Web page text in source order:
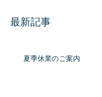
最新記事
夏季休業のご案内